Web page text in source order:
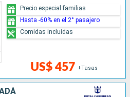
US$ 457 +Tasas
Precio especial familias
Hasta -60% en el 2° pasajero
Comidas incluidas